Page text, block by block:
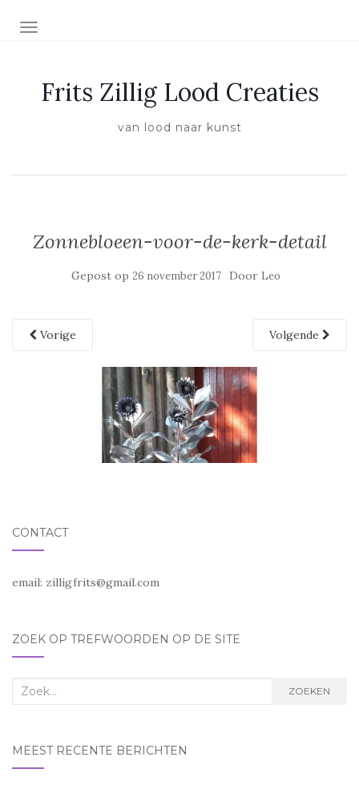
SCHAKEL NAVIGATIE
Frits Zillig Lood Creaties
van lood naar kunst
Zonnebloeen-voor-de-kerk-detail
Gepost op 26 november 2017 Door Leo
Vorige Volgende
CONTACT
email: zilligfrits@gmail.com
ZOEK OP TREFWOORDEN OP DE SITE
Zoek
ZOEKEN
MEEST RECENTE BERICHTEN